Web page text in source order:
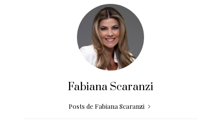
Fabiana Scaranzi
Posts de Fabiana Scaranzi